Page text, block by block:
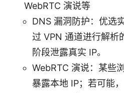
WebRTC 演说等
DNS 漏洞防护：优选
过 VPN 通道进行解析
阶段泄露真实 IP。
WebRTC 演说：某些
暴露本地 IP；若可能